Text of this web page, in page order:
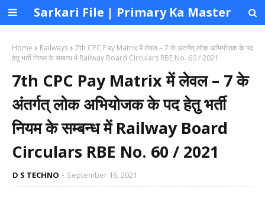
Sarkari File | Primary Ka Master
Home Railways
7th CPC Pay Matrix में लेवल – 7 के अंतर्गत् लोक अभियोजक के पद
हेतु भर्ती नियम के सम्बन्ध में Railway Board Circulars RBE No. 60 / 2021
7th CPC Pay Matrix में लेवल – 7 के
अंतर्गत् लोक अभियोजक के पद हेतु भर्ती
नियम के सम्बन्ध में Railway Board
Circulars RBE No. 60 / 2021
D S TECHNO September 16, 2021